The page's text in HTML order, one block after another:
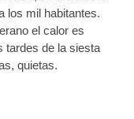
los mil habitantes.
el calor es
tardes de la siesta
quietas.